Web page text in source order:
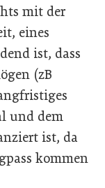
mit der
eines
ist, dass
(zB
und dem
ist, da
kommen